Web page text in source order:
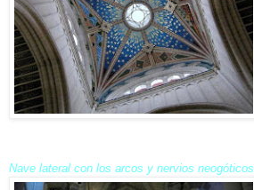
Nave lateral con los arcos y nervios neogóticos